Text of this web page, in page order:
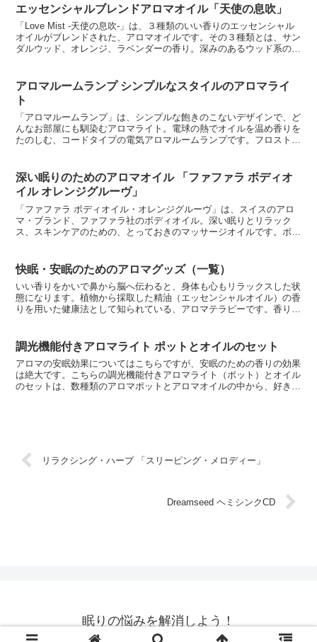
エッセンシャルブレンドアロマオイル「天使の息吹」
「Love Mist -天使の息吹-」は、３種類のいい香りのエッセンシャル
オイルがブレンドされた、アロマオイルです。その３種類とは、サン
ダルウッド、オレンジ、ラベンダーの香り。深みのあるウッド系のサ
アロマルームランプ シンプルなスタイルのアロマライ
ト
「アロマルームランプ」は、シンプルな飽きのこないデザインで、ど
んなお部屋にも馴染むアロマライト。電球の熱でオイルを温め香りを
たのしむ、コードタイプの電気アロマルームランプです。フロストグ
深い眠りのためのアロマオイル 「ファファラ ボディオ
イル オレンジグルーヴ」
「ファファラ ボディオイル・オレンジグルーヴ」は、スイスのアロ
マ・ブランド、ファファラ社のボディオイル。深い眠りとリラック
ス、スキンケアのための、とっておきのマッサージオイルです。ボデ
快眠・安眠のためのアロマグッズ（一覧）
いい香りをかいで鼻から脳へ伝わると、身体も心もリラックスした状
態になります。植物から採取した精油（エッセンシャルオイル）の香
りを用いた健康法として知られている、アロマテラピーです。香りで
調光機能付きアロマライト ポットとオイルのセット
アロマの安眠効果についてはこちらですが、安眠のための香りの効果
は絶大です。こちらの調光機能付きアロマライト（ポット）とオイル
のセットは、数種類のアロマポットとアロマオイルの中から、好きな
リラクシング・ハープ 「スリーピング・メロディー」
Dreamseed ヘミシンクCD
眠りの悩みを解消しよう！